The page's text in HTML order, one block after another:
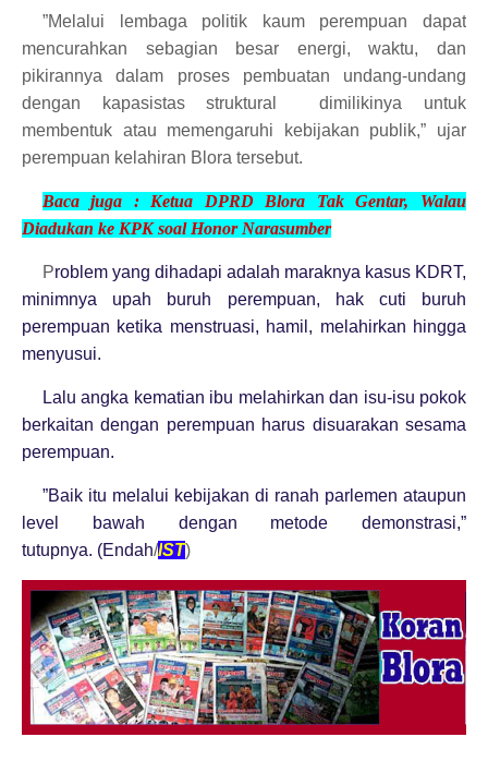
”Melalui lembaga politik kaum perempuan dapat
mencurahkan sebagian besar energi, waktu, dan
pikirannya dalam proses pembuatan undang-undang
dengan kapasistas struktural dimilikinya untuk
membentuk atau memengaruhi kebijakan publik,” ujar
perempuan kelahiran Blora tersebut.
Baca juga : Ketua DPRD Blora Tak Gentar, Walau
Diadukan ke KPK soal Honor Narasumber
Problem yang dihadapi adalah maraknya kasus KDRT,
minimnya upah buruh perempuan, hak cuti buruh
perempuan ketika menstruasi, hamil, melahirkan hingga
menyusui.
Lalu angka kematian ibu melahirkan dan isu-isu pokok
berkaitan dengan perempuan harus disuarakan sesama
perempuan.
”Baik itu melalui kebijakan di ranah parlemen ataupun
level bawah dengan metode demonstrasi,”
tutupnya. (Endah/IST)